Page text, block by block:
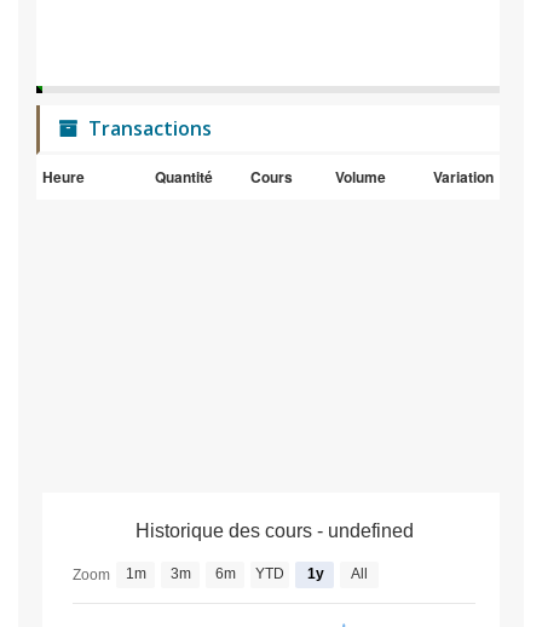
Transactions
Heure Quantité Cours Volume Variation
Zoom 1m 3m 6m YTD 1y All
Historique des cours - undefined